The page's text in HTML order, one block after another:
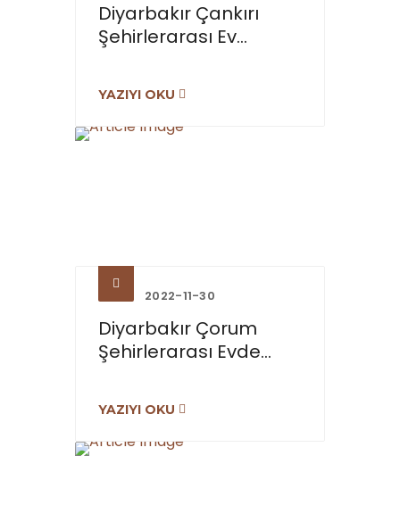
Diyarbakır Çankırı
Şehirlerarası Ev...
YAZIYI OKU
2022-11-30
Diyarbakır Çorum
Şehirlerarası Evde...
YAZIYI OKU